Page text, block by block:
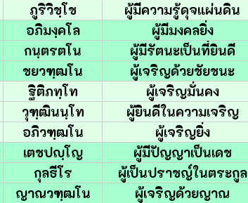
ภูริวิชฺโช
ผู้มีความรู้ดุจแผ่นดิน
อภิมงฺคโล
ผู้มีมงคลยิ่ง
กนฺตรตโน
ผู้มีรัตนะเป็นที่ยินดี
ชยวฑฺฒโน
ผู้เจริญด้วยชัยชนะ
ฐิติภทฺโท
ผู้เจริญมั่นคง
วุฑฺฒินนฺโท
ผู้ยินดีในความเจริญ
อภิวฑฺฒโน
ผู้เจริญยิ่ง
เตชปญฺโญ
ผู้มีปัญญาเป็นเดช
กุลธีโร
ผู้เป็นปราชญ์ในตระกูล
ญาณวฑฺฒโน
ผู้เจริญด้วยญาณ